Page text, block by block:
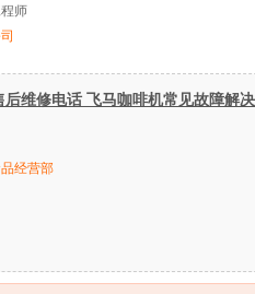
师
后维修电话 飞马咖啡机常见故障解决
经营部